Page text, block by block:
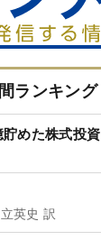
ランキング
めた株式投資
英史 訳